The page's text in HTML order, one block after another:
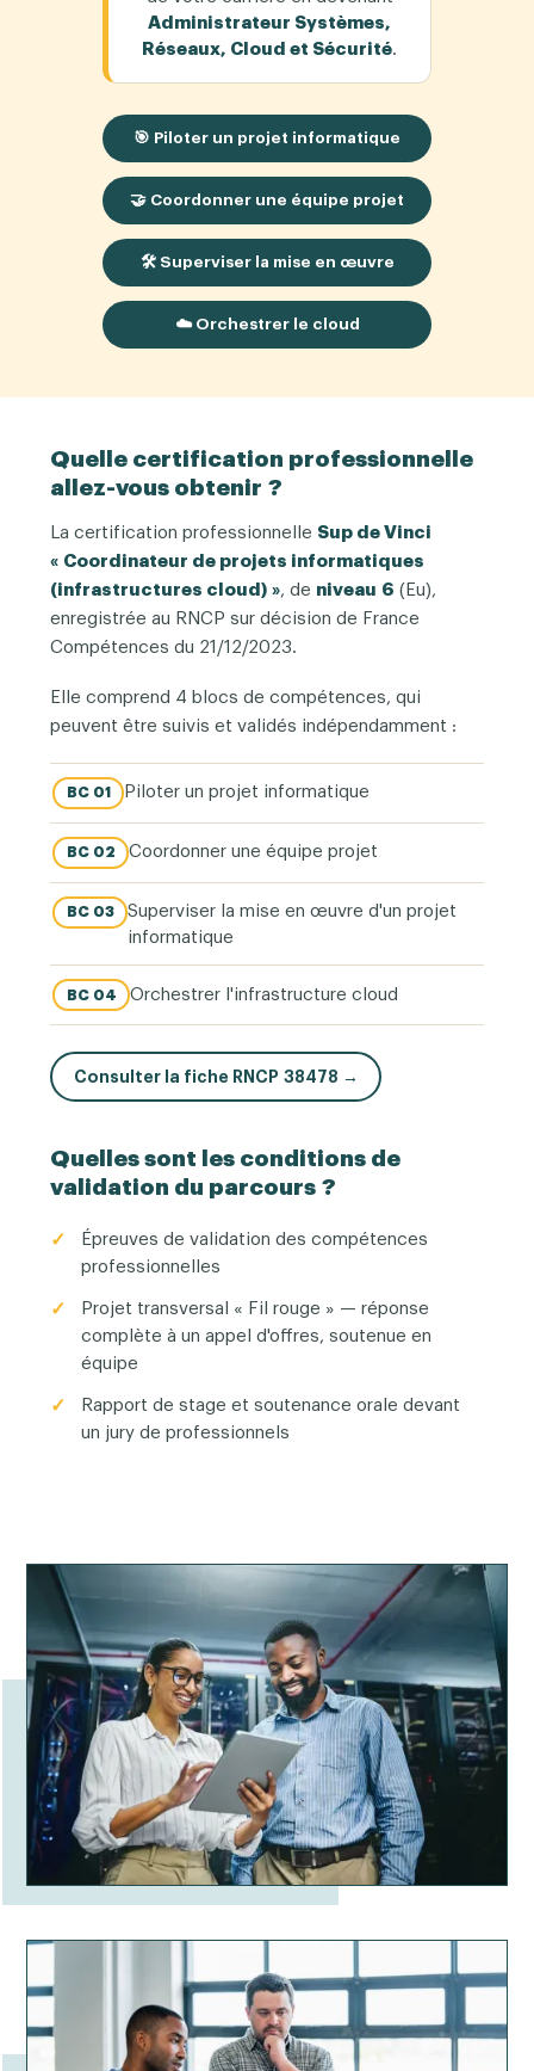
Administrateur Systèmes,
Réseaux, Cloud et Sécurité.
🎯 Piloter un projet informatique
🤝 Coordonner une équipe projet
🛠️ Superviser la mise en œuvre
☁️ Orchestrer le cloud
Quelle certification professionnelle
allez-vous obtenir ?
La certification professionnelle Sup de Vinci
« Coordinateur de projets informatiques
(infrastructures cloud) », de niveau 6 (Eu),
enregistrée au RNCP sur décision de France
Compétences du 21/12/2023.
Elle comprend 4 blocs de compétences, qui
peuvent être suivis et validés indépendamment :
BC 01 Piloter un projet informatique
BC 02 Coordonner une équipe projet
BC 03
Superviser la mise en œuvre d'un projet
informatique
BC 04 Orchestrer l'infrastructure cloud
Consulter la fiche RNCP 38478 →
Quelles sont les conditions de
validation du parcours ?
Épreuves de validation des compétences
professionnelles
Projet transversal « Fil rouge » — réponse
complète à un appel d'offres, soutenue en
équipe
Rapport de stage et soutenance orale devant
un jury de professionnels